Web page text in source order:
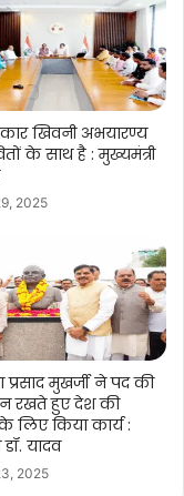
खिवनी अभयारण्य
के साथ है : मुख्यमंत्री
2025
प्रसाद मुखर्जी ने पद की
रखते हुए देश की
लिए किया कार्य :
डॉ. यादव
2025